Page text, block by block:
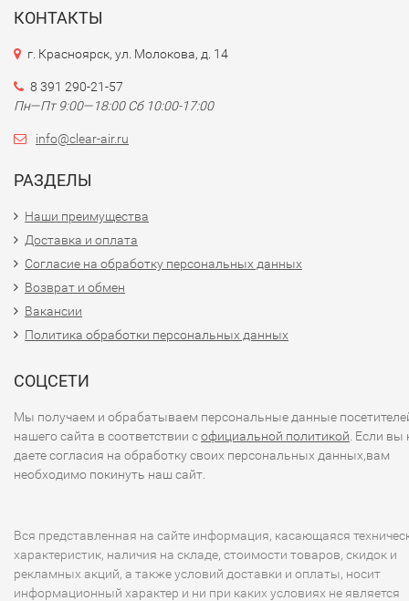
КОНТАКТЫ
г. Красноярск, ул. Молокова, д. 14
8 391 290-21-57
Пн—Пт 9:00—18:00 Сб 10:00-17:00
info@clear-air.ru
РАЗДЕЛЫ
Наши преимущества
Доставка и оплата
Согласие на обработку персональных данных
Возврат и обмен
Вакансии
Политика обработки персональных данных
СОЦСЕТИ
Мы получаем и обрабатываем персональные данные
нашего сайта в соответствии софициальной политикой . Если вы
даете согласия на обработку своих персональных данных,вам
необходимо покинуть наш сайт.
Вся представленная на сайте информация, касающаяся
характеристик, наличия на складе, стоимости товаров, скидок и
рекламных акций, а также условий доставки и оплаты, носит
информационный характер и ни при каких условиях не является